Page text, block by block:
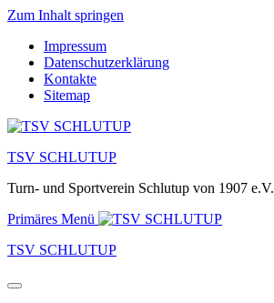
Zum Inhalt springen
Impressum
Datenschutzerklärung
Kontakte
Sitemap
TSV SCHLUTUP
Turn- und Sportverein Schlutup von 1907 e.V.
Primäres Menü
TSV SCHLUTUP